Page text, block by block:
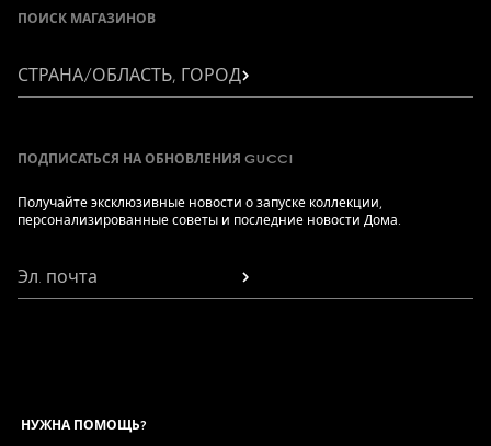
ПОИСК МАГАЗИНОВ
СТРАНА/ОБЛАСТЬ, ГОРОД
ПОДПИСАТЬСЯ НА ОБНОВЛЕНИЯ GUCCI
Получайте эксклюзивные новости о запуске коллекции,
персонализированные советы и последние новости Дома.
Эл. почта
НУЖНА ПОМОЩЬ?